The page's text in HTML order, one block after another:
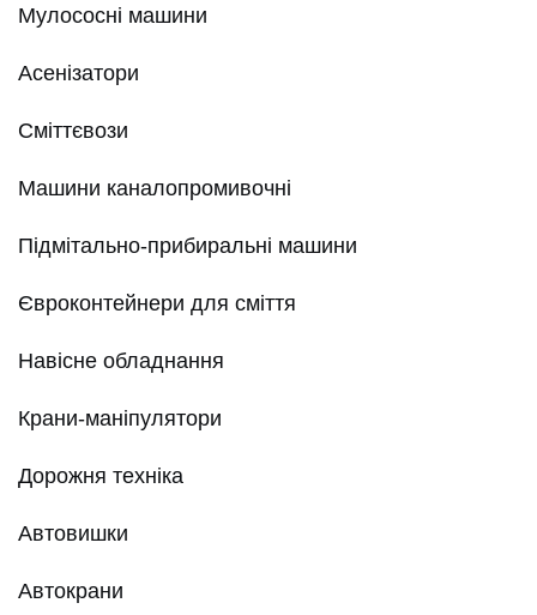
Мулососні машини
Асенізатори
Сміттєвози
Машини каналопромивочні
Підмітально-прибиральні машини
Євроконтейнери для сміття
Навісне обладнання
Крани-маніпулятори
Дорожня техніка
Автовишки
Автокрани